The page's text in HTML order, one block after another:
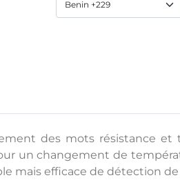
des mots résistance
un changement de
mais efficace de détection